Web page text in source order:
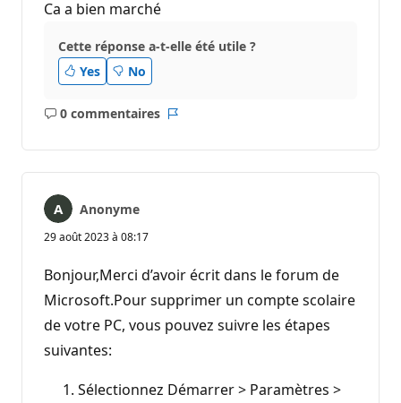
Ca a bien marché
Cette réponse a-t-elle été utile ?
Yes
No
0 commentaires
Aucun
Anonyme
29 août 2023 à 08:17
Bonjour,Merci d’avoir écrit dans le forum de
Microsoft.Pour supprimer un compte scolaire
de votre PC, vous pouvez suivre les étapes
suivantes:
Sélectionnez Démarrer > Paramètres >